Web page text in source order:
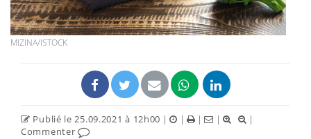
MIZINA/ISTOCK
Publié le 25.09.2021 à 12h00 | | | |
|
Commenter